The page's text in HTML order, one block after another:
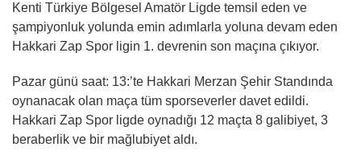
Kenti Türkiye Bölgesel Amatör Ligde temsil eden ve
şampiyonluk yolunda emin adımlarla yoluna devam eden
Hakkari Zap Spor ligin 1. devrenin son maçına çıkıyor.
Pazar günü saat: 13:’te Hakkari Merzan Şehir Standında
oynanacak olan maça tüm sporseverler davet edildi.
Hakkari Zap Spor ligde oynadığı 12 maçta 8 galibiyet, 3
beraberlik ve bir mağlubiyet aldı.